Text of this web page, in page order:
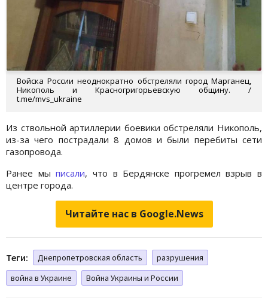
Войска России неоднократно обстреляли город Марганец,
Никополь и Красногригорьевскую общину. /
t.me/mvs_ukraine
Из ствольной артиллерии боевики обстреляли Никополь,
из-за чего пострадали 8 домов и были перебиты сети
газопровода.
Ранее мыписали, что в Бердянске прогремел взрыв в
центре города.
Читайте нас в Google.News
Теги: Днепропетровская область
разрушения
война в Украине
Война Украины и России